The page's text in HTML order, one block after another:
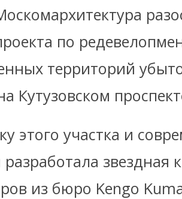
по
территорий
Кутузовском
этого участка и
разработала звездная
из бюро Kengo